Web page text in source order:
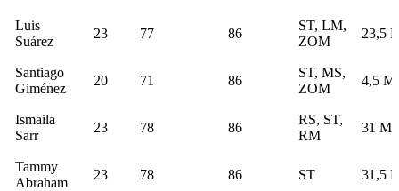
Luis
Suárez
23 77 86
ST, LM,
ZOM
23,5
Santiago
Giménez
20 71 86
ST, MS,
ZOM
4,5
Ismaila
Sarr
23 78 86
RS, ST,
RM
31
Tammy
Abraham
23 78 86 ST 31,5